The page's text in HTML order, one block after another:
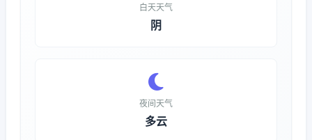
白天天气
阴
夜间天气
多云